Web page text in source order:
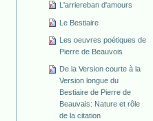
L'arriereban d'amours
Le Bestiaire
Les oeuvres poétiques de
Pierre de Beauvois
De la Version courte à la
Version longue du
Bestiaire de Pierre de
Beauvais: Nature et rôle
de la citation